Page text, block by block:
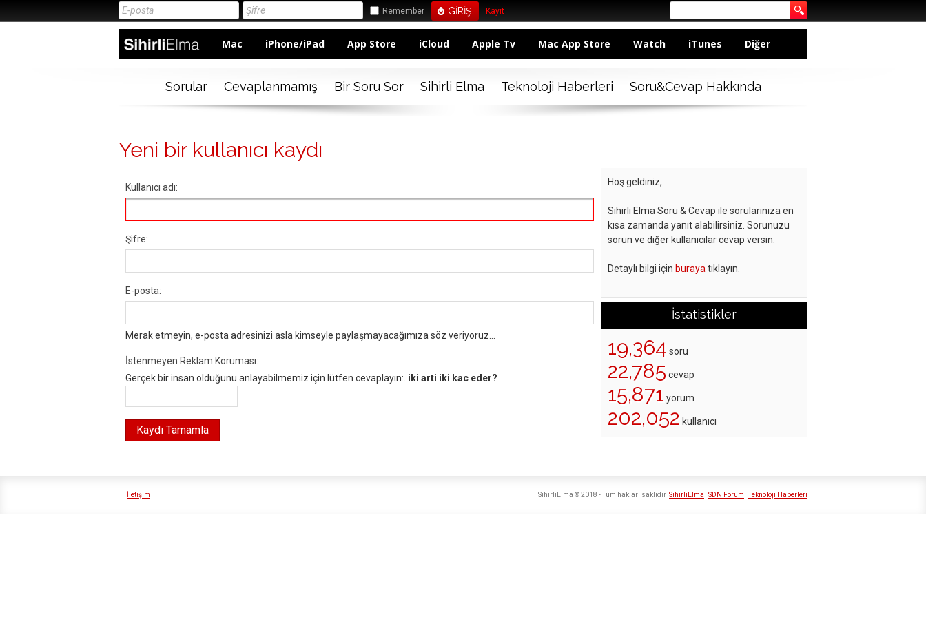
Remember Kayıt
Mac iPhone/iPad App Store iCloud Apple Tv Mac App Store Watch iTunes Diğer
Sorular Cevaplanmamış Bir Soru Sor Sihirli Elma Teknoloji Haberleri Soru&Cevap Hakkında
Yeni bir kullanıcı kaydı
Kullanıcı adı:
Şifre:
E-posta:
Merak etmeyin, e-posta adresinizi asla kimseyle paylaşmayacağımıza söz veriyoruz...
İstenmeyen Reklam Koruması:
Gerçek bir insan olduğunu anlayabilmemiz için lütfen cevaplayın:. iki arti iki kac eder?
Hoş geldiniz,
Sihirli Elma Soru & Cevap ile sorularınıza en
kısa zamanda yanıt alabilirsiniz. Sorunuzu
sorun ve diğer kullanıcılar cevap versin.
Detaylı bilgi için buraya tıklayın.
İstatistikler
19,364 soru
22,785 cevap
15,871 yorum
202,052 kullanıcı
İletişim SihirliElma SDN Forum Teknoloji Haberleri
SihirliElma © 2018 - Tüm hakları saklıdır